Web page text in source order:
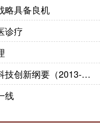
略具备良机
诊疗
中医预防保健（治未病）服务科技创新纲要（2013-2020年）
线